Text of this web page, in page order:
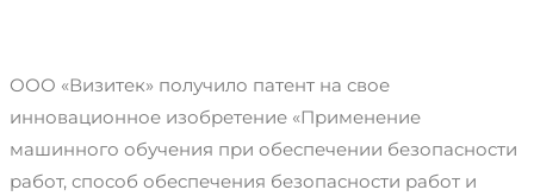
ООО «Визитек» получило патент на свое
инновационное изобретение «Применение
машинного обучения при обеспечении безопасности
работ, способ обеспечения безопасности работ и